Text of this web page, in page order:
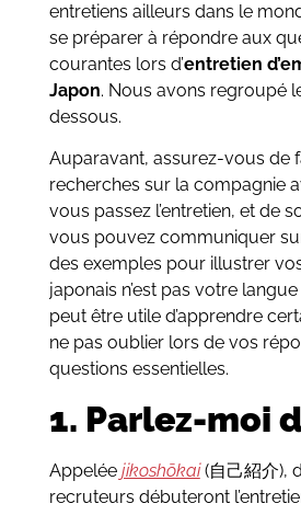
entretiens ailleurs dans le
se préparer à répondre aux
courantes lors d’entretien
Japon. Nous avons regroupé
dessous.
Auparavant, assurez-vous de
recherches sur la compagnie
vous passez l’entretien, et de
vous pouvez communiquer
des exemples pour illustrer
japonais n’est pas votre
peut être utile d’apprendre
ne pas oublier lors de vos
questions essentielles.
1. Parlez-moi
Appelée jikoshōkai(自己紹介),
recruteurs débuteront